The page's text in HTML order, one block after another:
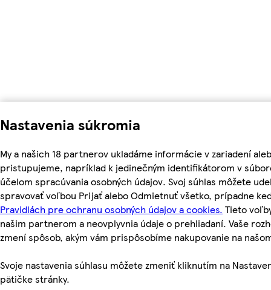
Nastavenia súkromia
My a našich 18 partnerov ukladáme informácie v zariadení
pristupujeme, napríklad k jedinečným identifikátorom v
účelom spracúvania osobných údajov. Svoj súhlas môžete
spravovať voľbou Prijať alebo Odmietnuť všetko, prípadne
Pravidlách pre ochranu osobných údajov a cookies. Tieto
našim partnerom a neovplyvnia údaje o prehliadaní. Vaše
zmení spôsob, akým vám prispôsobíme nakupovanie na
Svoje nastavenia súhlasu môžete zmeniť kliknutím na
pätičke stránky.